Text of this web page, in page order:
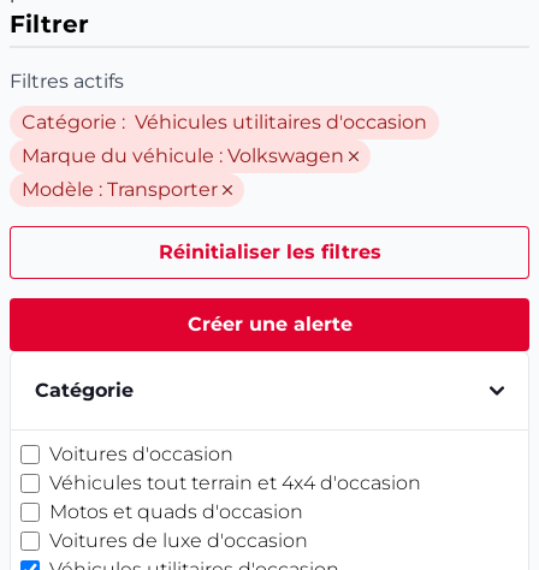
Filtrer
Filtres actifs
Catégorie : Véhicules utilitaires d'occasion
Marque du véhicule : Volkswagen
Modèle : Transporter
Réinitialiser les filtres
Créer une alerte
Catégorie
Voitures d'occasion
Véhicules tout terrain et 4x4 d'occasion
Motos et quads d'occasion
Voitures de luxe d'occasion